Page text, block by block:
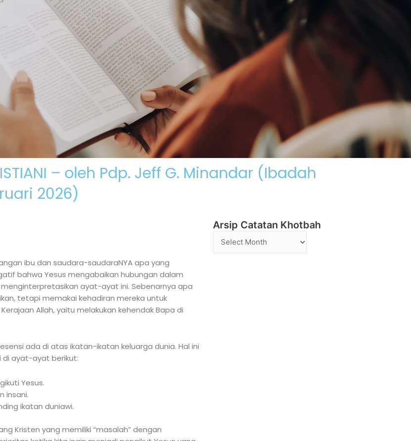
Beranda Khotbah Persembahan
– oleh Pdp. Jeff G. Minandar (Ibadah
2026)
ibu dan saudara-saudaraNYA apa yang
bahwa Yesus mengabaikan hubungan dalam
ayat-ayat ini. Sebenarnya apa
tetapi memakai kehadiran mereka untuk
Allah, yaitu melakukan kehendak Bapa di
ada di atas ikatan-ikatan keluarga dunia. Hal ini
di ayat-ayat berikut:
Yesus.
insani.
ikatan duniawi.
Kristen yang memiliki “masalah” dengan
Arsip Catatan Khotbah
Arsip
Khotbah